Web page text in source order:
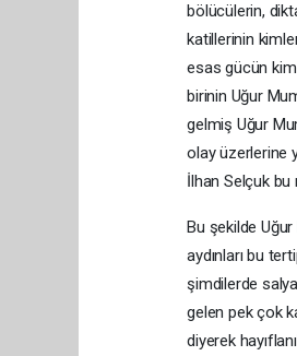
bölücülerin,
katillerinin
esas gücün
birinin Uğur
gelmiş Uğur
olay üzerlerine
İlhan Selçuk
Bu şekilde
aydınları bu
şimdilerde
gelen pek çok
diyerek